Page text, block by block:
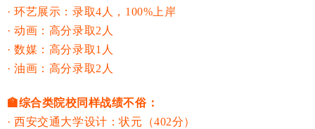
· 环艺展示：录取4人，100%上岸
· 动画：高分录取2人
· 数媒：高分录取1人
· 油画：高分录取2人
🏫综合类院校同样战绩不俗：
· 西安交通大学设计：状元（402分）